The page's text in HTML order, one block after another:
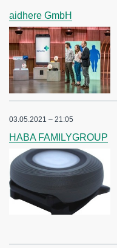
aidhere GmbH
03.05.2021 – 21:05
HABA FAMILYGROUP